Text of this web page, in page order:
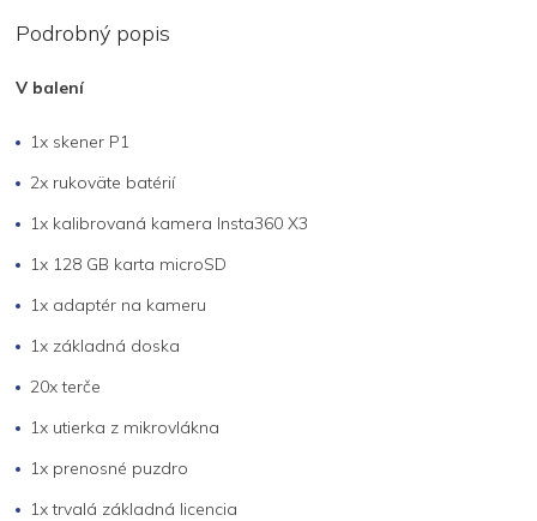
Podrobný popis
V balení
1x skener P1
2x rukoväte batérií
1x kalibrovaná kamera Insta360 X3
1x 128 GB karta microSD
1x adaptér na kameru
1x základná doska
20x terče
1x utierka z mikrovlákna
1x prenosné puzdro
1x trvalá základná licencia